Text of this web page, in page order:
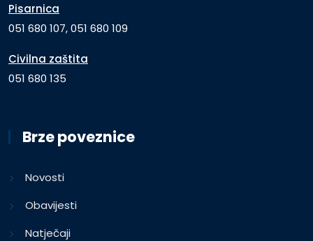
Pisarnica
051 680 107, 051 680 109
Civilna zaštita
051 680 135
Brze poveznice
Novosti
Obavijesti
Natječaji